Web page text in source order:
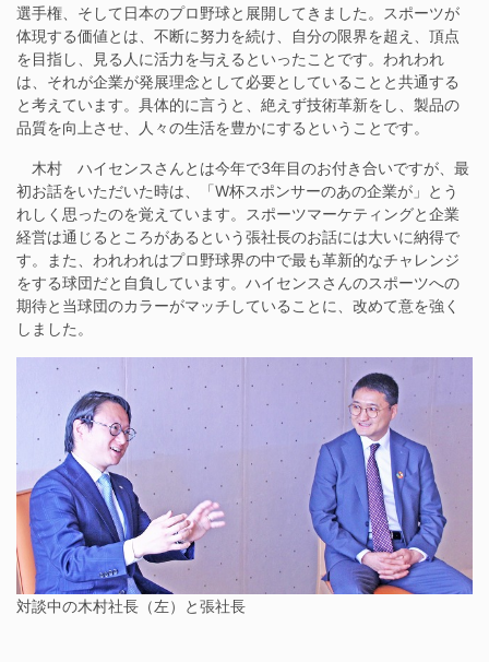
選手権、そして日本のプロ野球と展開してきました。スポーツが
体現する価値とは、不断に努力を続け、自分の限界を超え、頂点
を目指し、見る人に活力を与えるといったことです。われわれ
は、それが企業が発展理念として必要としていることと共通する
と考えています。具体的に言うと、絶えず技術革新をし、製品の
品質を向上させ、人々の生活を豊かにするということです。
木村 ハイセンスさんとは今年で3年目のお付き合いですが、最
初お話をいただいた時は、「W杯スポンサーのあの企業が」とう
れしく思ったのを覚えています。スポーツマーケティングと企業
経営は通じるところがあるという張社長のお話には大いに納得で
す。また、われわれはプロ野球界の中で最も革新的なチャレンジ
をする球団だと自負しています。ハイセンスさんのスポーツへの
期待と当球団のカラーがマッチしていることに、改めて意を強く
しました。
対談中の木村社長（左）と張社長